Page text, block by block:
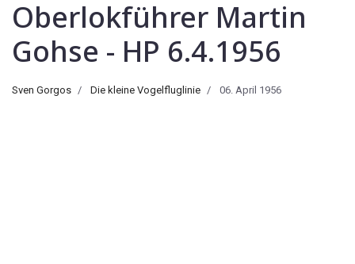
Oberlokführer Martin
Gohse - HP 6.4.1956
Sven Gorgos Die kleine Vogelfluglinie 06. April 1956